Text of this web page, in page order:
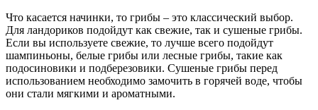
Что касается начинки, то грибы – это классический выбор.
Для ландориков подойдут как свежие, так и сушеные грибы.
Если вы используете свежие, то лучше всего подойдут
шампиньоны, белые грибы или лесные грибы, такие как
подосиновики и подберезовики. Сушеные грибы перед
использованием необходимо замочить в горячей воде, чтобы
они стали мягкими и ароматными.